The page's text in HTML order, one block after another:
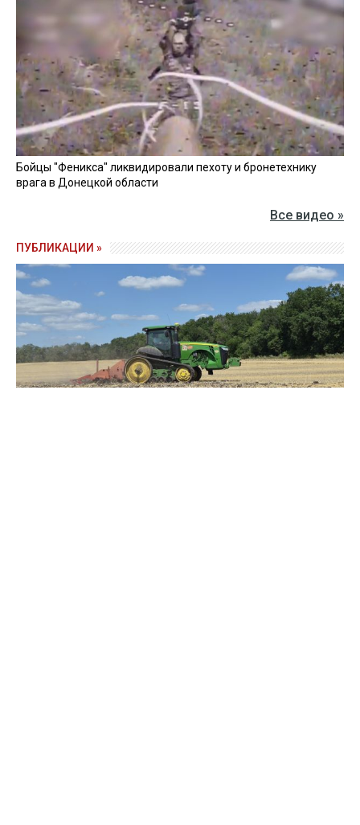
Бойцы "Феникса" ликвидировали пехоту и бронетехнику
врага в Донецкой области
Все видео »
ПУБЛИКАЦИИ »